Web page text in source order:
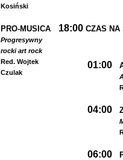
Kosiński
PRO-MUSICA
Progresywny
rocki art rock
Red. Wojtek
Czulak
18:00 CZAS NA
01:00
04:00
06:00